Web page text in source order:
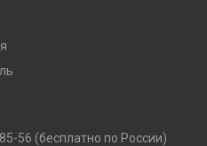
56 (бесплатно по России)